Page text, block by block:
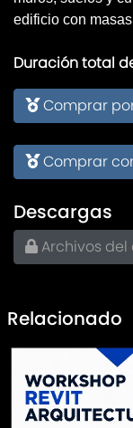
edificio con
Duración total
Comprar por
Comprar
Descargas
Archivos del
Relacionado